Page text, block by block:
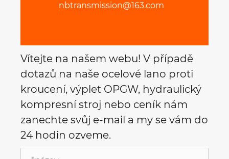
nbtransmission@163.com
Vítejte na našem webu! V případě
dotazů na naše ocelové lano proti
kroucení, výplet OPGW, hydraulický
kompresní stroj nebo ceník nám
zanechte svůj e-mail a my se vám do
24 hodin ozveme.